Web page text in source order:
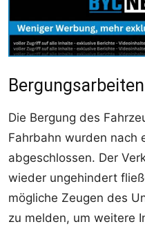
Die Bergung des
Fahrbahn wurden nach
abgeschlossen. Der
wieder ungehindert
mögliche Zeugen des
zu melden, um weitere